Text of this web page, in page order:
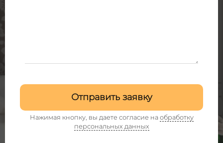
Отправить заявку
Нажимая кнопку, вы даете согласие на обработку
персональных данных